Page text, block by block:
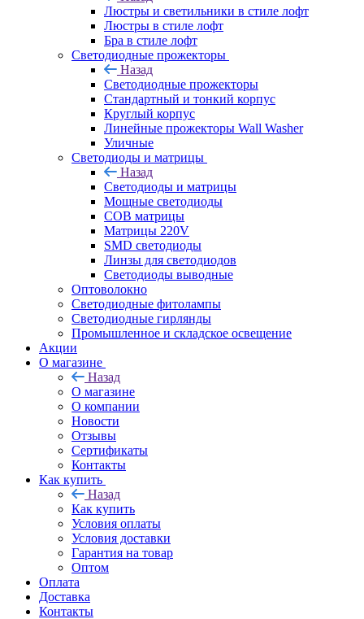
Люстры и светильники в стиле лофт
Люстры в стиле лофт
Бра в стиле лофт
Светодиодные прожекторы
Назад
Светодиодные прожекторы
Стандартный и тонкий корпус
Круглый корпус
Линейные прожекторы Wall Washer
Уличные
Светодиоды и матрицы
Назад
Светодиоды и матрицы
Мощные светодиоды
COB матрицы
Матрицы 220V
SMD светодиоды
Линзы для светодиодов
Светодиоды выводные
Оптоволокно
Светодиодные фитолампы
Светодиодные гирлянды
Промышленное и складское освещение
Акции
О магазине
Назад
О магазине
О компании
Новости
Отзывы
Сертификаты
Контакты
Как купить
Назад
Как купить
Условия оплаты
Условия доставки
Гарантия на товар
Оптом
Оплата
Доставка
Контакты